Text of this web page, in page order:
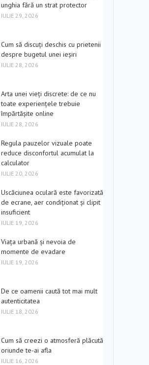
unghia fără un strat protector
IULIE 29, 2026
Cum să discuți deschis cu prietenii
despre bugetul unei ieșiri
IULIE 28, 2026
Arta unei vieți discrete: de ce nu
toate experiențele trebuie
împărtășite online
IULIE 28, 2026
Regula pauzelor vizuale poate
reduce disconfortul acumulat la
calculator
IULIE 20, 2026
Uscăciunea oculară este favorizată
de ecrane, aer condiționat și clipit
insuficient
IULIE 19, 2026
Viața urbană și nevoia de
momente de evadare
IULIE 19, 2026
De ce oamenii caută tot mai mult
autenticitatea
IULIE 18, 2026
Cum să creezi o atmosferă plăcută
oriunde te-ai afla
IULIE 16, 2026